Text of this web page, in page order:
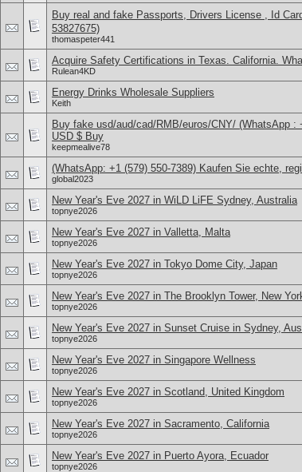
Buy real and fake Passports, Drivers License , Id
53827675)
thomaspeter441
Acquire Safety Certifications in Texas. California.
Rulean4KD
Energy Drinks Wholesale Suppliers
Keith
Buy fake usd/aud/cad/RMB/euros/CNY/ (WhatsApp :
USD $ Buy
keepmealive78
(WhatsApp: +1 (579) 550-7389) Kaufen Sie echte,
global2023
New Year's Eve 2027 in WiLD LiFE Sydney, Australia
topnye2026
New Year's Eve 2027 in Valletta, Malta
topnye2026
New Year's Eve 2027 in Tokyo Dome City, Japan
topnye2026
New Year's Eve 2027 in The Brooklyn Tower, New
topnye2026
New Year's Eve 2027 in Sunset Cruise in Sydney,
topnye2026
New Year's Eve 2027 in Singapore Wellness
topnye2026
New Year's Eve 2027 in Scotland, United Kingdom
topnye2026
New Year's Eve 2027 in Sacramento, California
topnye2026
New Year's Eve 2027 in Puerto Ayora, Ecuador
topnye2026